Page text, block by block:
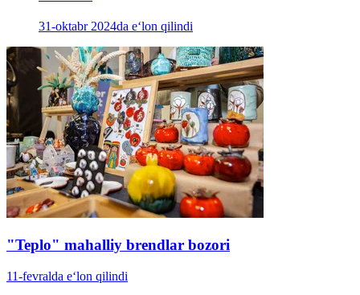
31-oktabr 2024da e‘lon qilindi
"Teplo" mahalliy brendlar bozori
11-fevralda e‘lon qilindi